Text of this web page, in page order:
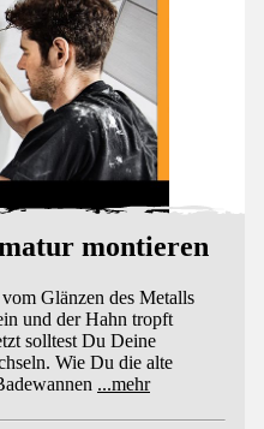
montieren
Glänzen des Metalls
und der Hahn tropft
solltest Du Deine
Wie Du die alte
...mehr